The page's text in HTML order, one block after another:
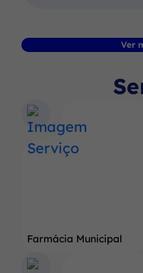
Ver
Farmácia Municipal